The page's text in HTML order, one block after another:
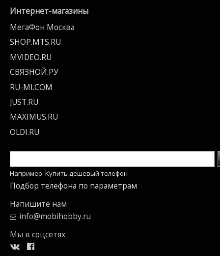
Интернет-магазины
МегаФон Москва
SHOP.MTS.RU
MVIDEO.RU
СВЯЗНОЙ.РУ
RU-MI.COM
JUST.RU
MAXIMUS.RU
OLDI.RU
Например: Купить дешевый телефон
Подбор телефона по параметрам
Напишите нам
info@mobihobby.ru
Мы в соцсетях